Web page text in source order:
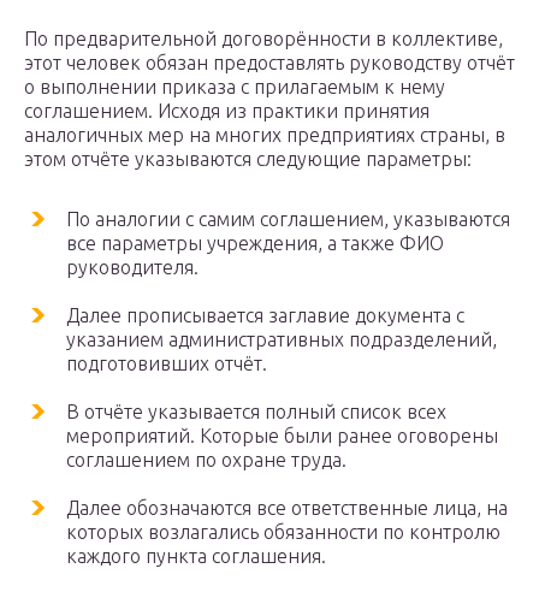
По предварительной договорённости в коллективе,
этот человек обязан предоставлять руководству отчёт
о выполнении приказа с прилагаемым к нему
соглашением. Исходя из практики принятия
аналогичных мер на многих предприятиях страны, в
этом отчёте указываются следующие параметры:
По аналогии с самим соглашением, указываются
все параметры учреждения, а также ФИО
руководителя.
Далее прописывается заглавие документа с
указанием административных подразделений,
подготовивших отчёт.
В отчёте указывается полный список всех
мероприятий. Которые были ранее оговорены
соглашением по охране труда.
Далее обозначаются все ответственные лица, на
которых возлагались обязанности по контролю
каждого пункта соглашения.